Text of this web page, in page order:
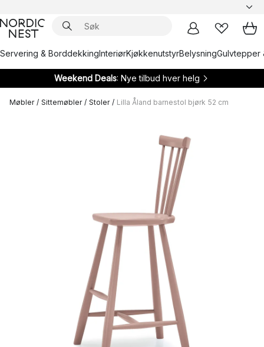
Servering & BorddekkingInteriørKjøkkenutstyrBelysningGulvtepper
Weekend Deals: Nye tilbud hver helg
Møbler / Sittemøbler / Stoler / Lilla Åland barnestol bjørk 52 cm